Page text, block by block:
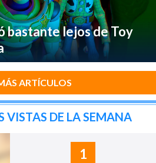
bastante lejos de Toy
ARTÍCULOS
VISTAS DE LA SEMANA
1